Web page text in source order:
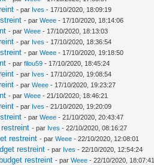
- par Ives - 17/10/2020, 18:09:19
- parWeee - 17/10/2020, 18:14:06
- parWeee - 17/10/2020, 18:13:03
- par Ives - 17/10/2020, 18:36:54
- parWeee - 17/10/2020, 19:18:50
- parfilou59 - 17/10/2020, 18:45:24
- par Ives - 17/10/2020, 19:08:54
- parWeee - 17/10/2020, 19:23:27
- parWeee - 21/10/2020, 18:46:21
- par Ives - 21/10/2020, 19:20:09
- parWeee - 21/10/2020, 20:43:47
- par Ives - 22/10/2020, 08:16:27
restreint - parWeee - 22/10/2020, 12:08:01
restreint - par Ives - 22/10/2020, 12:54:24
restreint - parWeee - 22/10/2020, 18:07:41